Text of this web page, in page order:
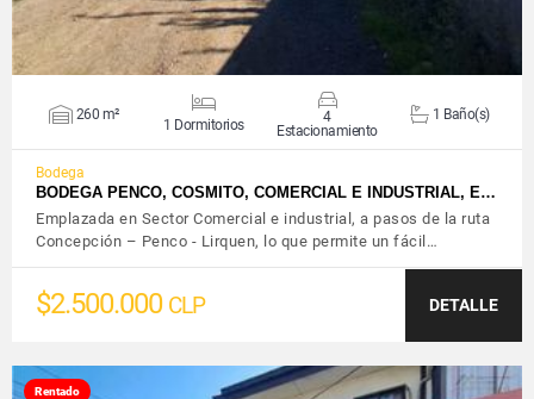
260 m²
1 Dormitorios
4
Estacionamiento
1 Baño(s)
Bodega
BODEGA PENCO, COSMITO, COMERCIAL E INDUSTRIAL, E…
Emplazada en Sector Comercial e industrial, a pasos de la ruta
Concepción – Penco - Lirquen, lo que permite un fácil…
$2.500.000 CLP DETALLE
Rentado